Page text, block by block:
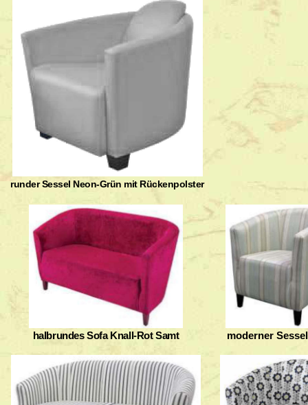
runder Sessel Neon-Grün mit Rückenpolster
halbrundes Sofa Knall-Rot Samt moderner